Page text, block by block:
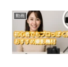
動画